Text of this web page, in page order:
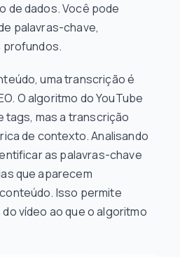
de dados. Você pode
palavras-chave,
profundos.
uma transcrição é
O algoritmo do YouTube
tags, mas a transcrição
de contexto. Analisando
as palavras-chave
que aparecem
Isso permite
vídeo ao que o algoritmo